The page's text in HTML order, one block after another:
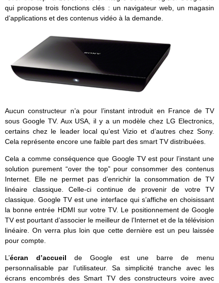
qui propose trois fonctions clés : un navigateur web, un magasin
d’applications et des contenus vidéo à la demande.
Aucun constructeur n’a pour l’instant introduit en France de TV
sous Google TV. Aux USA, il y a un modèle chez LG Electronics,
certains chez le leader local qu’est Vizio et d’autres chez Sony.
Cela représente encore une faible part des smart TV distribuées.
Cela a comme conséquence que Google TV est pour l’instant une
solution purement “over the top” pour consommer des contenus
Internet. Elle ne permet pas d’enrichir la consommation de TV
linéaire classique. Celle-ci continue de provenir de votre TV
classique. Google TV est une interface qui s’affiche en choisissant
la bonne entrée HDMI sur votre TV. Le positionnement de Google
TV est pourtant d’associer le meilleur de l’Internet et de la télévision
linéaire. On verra plus loin que cette dernière est un peu laissée
pour compte.
L’écran d’accueil de Google est une barre de menu
personnalisable par l’utilisateur. Sa simplicité tranche avec les
écrans encombrés des Smart TV des constructeurs voire avec